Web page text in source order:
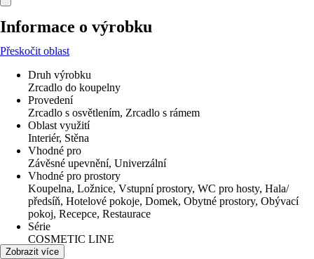
Informace o výrobku
Přeskočit oblast
Druh výrobku
Zrcadlo do koupelny
Provedení
Zrcadlo s osvětlením, Zrcadlo s rámem
Oblast využití
Interiér, Stěna
Vhodné pro
Závěsné upevnění, Univerzální
Vhodné pro prostory
Koupelna, Ložnice, Vstupní prostory, WC pro hosty, Hala/
předsíň, Hotelové pokoje, Domek, Obytné prostory, Obývací
pokoj, Recepce, Restaurace
Série
COSMETIC LINE
Tvar
Zobrazit více